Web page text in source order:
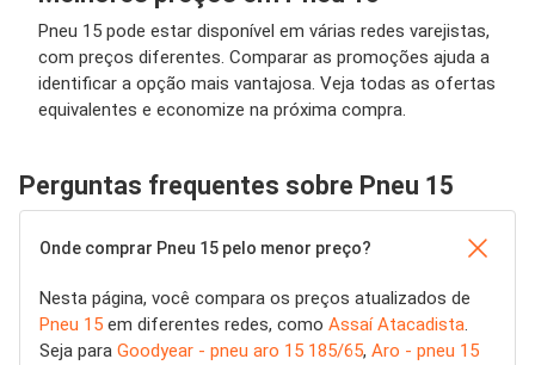
Pneu 15 pode estar disponível em várias redes varejistas,
com preços diferentes. Comparar as promoções ajuda a
identificar a opção mais vantajosa. Veja todas as ofertas
equivalentes e economize na próxima compra.
Perguntas frequentes sobre Pneu 15
Onde comprar Pneu 15 pelo menor preço?
Nesta página, você compara os preços atualizados de
Pneu 15 em diferentes redes, como Assaí Atacadista.
Seja para Goodyear - pneu aro 15 185/65, Aro - pneu 15